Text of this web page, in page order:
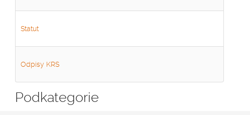
Statut
Odpisy KRS
Podkategorie